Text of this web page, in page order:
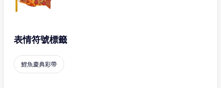
表情符號標籤
鯉魚慶典彩帶